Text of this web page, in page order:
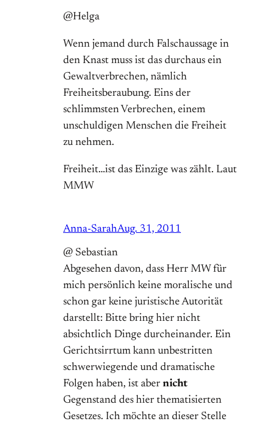
@Helga
Wenn jemand durch Falschaussage in
den Knast muss ist das durchaus ein
Gewaltverbrechen, nämlich
Freiheitsberaubung. Eins der
schlimmsten Verbrechen, einem
unschuldigen Menschen die Freiheit
zu nehmen.
Freiheit…ist das Einzige was zählt. Laut
MMW
Anna-SarahAug. 31, 2011
@ Sebastian
Abgesehen davon, dass Herr MW für
mich persönlich keine moralische und
schon gar keine juristische Autorität
darstellt: Bitte bring hier nicht
absichtlich Dinge durcheinander. Ein
Gerichtsirrtum kann unbestritten
schwerwiegende und dramatische
Folgen haben, ist aber nicht
Gegenstand des hier thematisierten
Gesetzes. Ich möchte an dieser Stelle